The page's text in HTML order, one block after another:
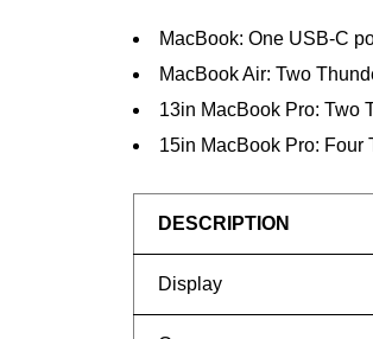
MacBook: One USB-C
MacBook Air: Two
13in MacBook Pro: Two
15in MacBook Pro: Four
DESCRIPTION
Display